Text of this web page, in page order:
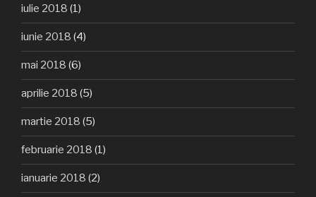
iulie 2018 (1)
iunie 2018 (4)
mai 2018 (6)
aprilie 2018 (5)
martie 2018 (5)
februarie 2018 (1)
ianuarie 2018 (2)